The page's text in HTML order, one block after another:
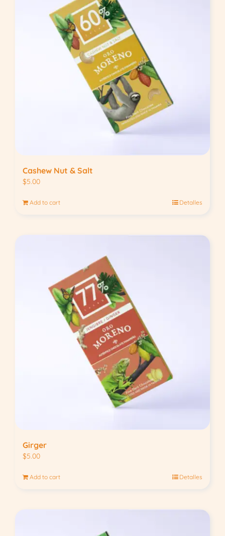
Cashew Nut & Salt
$5.00
Add to cart Detalles
Girger
$5.00
Add to cart Detalles